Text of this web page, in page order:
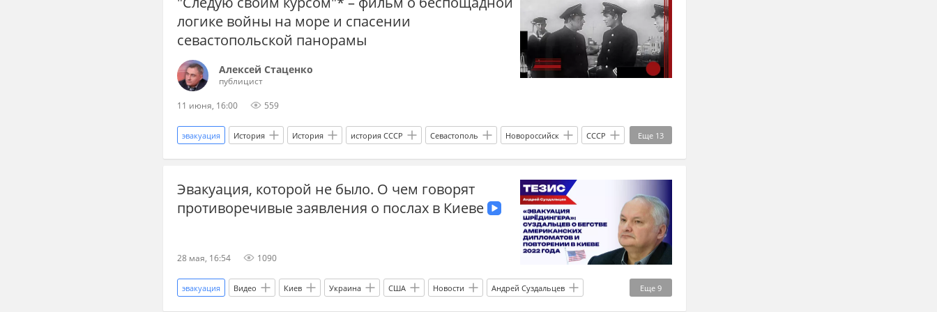
логике войны на море и спасении
севастопольской панорамы
Алексей Стаценко
публицист
11 июня, 16:00 559
Еще 13
эвакуация История История история СССР Севастополь Новороссийск СССР
Валентин Катаев Одесская киностудия Черноморский флот эсминец корабль
Великая Отечественная война 1942-ой кино фильм режиссер
1970-е Украина.ру
Эвакуация, которой не было. О чем говорят
противоречивые заявления о послах в Киеве
28 мая, 16:54 1090
Еще 9
эвакуация Видео Киев Украина США Новости Андрей Суздальцев